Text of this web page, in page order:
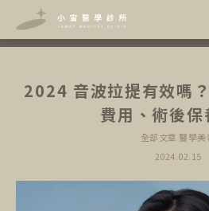
2024 音波拉提有效嗎
費用、術後保
全部文章 醫學美
2024.02.15